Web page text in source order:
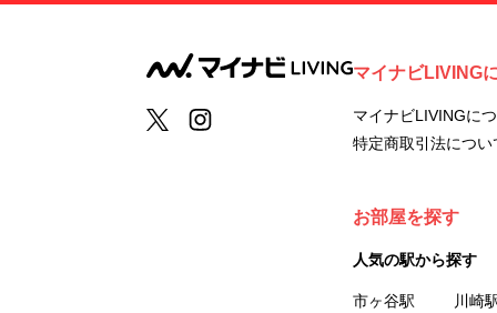
マイナビLIVING
マイナビLIVINGに
特定商取引法につい
お部屋を探す
人気の駅から探す
市ヶ谷駅 川崎